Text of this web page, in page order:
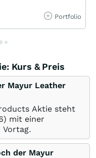
Portfolio
Kurs & Preis
Mayur Leather
Aktie steht
) mit einer
Vortag.
der Mayur